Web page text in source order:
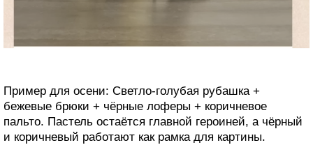
Пример для осени: Светло-голубая рубашка +
бежевые брюки + чёрные лоферы + коричневое
пальто. Пастель остаётся главной героиней, а чёрный
и коричневый работают как рамка для картины.